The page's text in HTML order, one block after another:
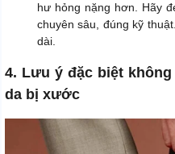
hư hỏng nặng hơn. Hãy
chuyên sâu, đúng kỹ
dài.
4. Lưu ý đặc biệt
da bị xước